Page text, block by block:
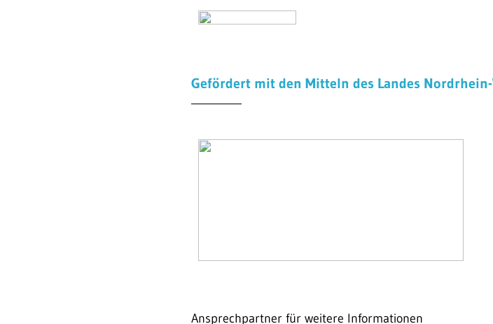
Gefördert mit den Mitteln des Landes
Ansprechpartner für weitere Informationen